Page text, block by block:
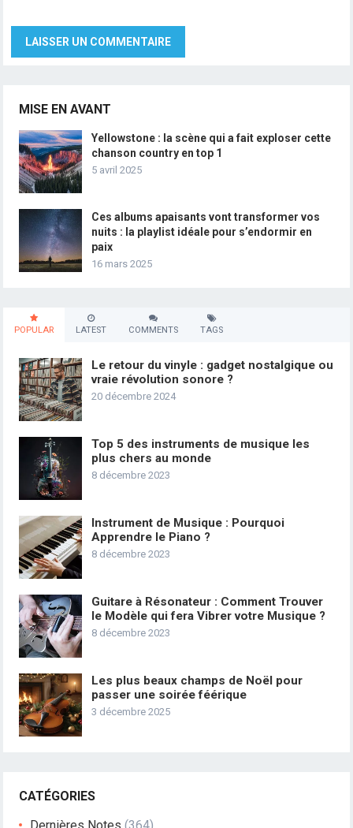
MISE EN AVANT
Yellowstone : la scène qui a fait exploser cette
chanson country en top 1
5 avril 2025
Ces albums apaisants vont transformer vos
nuits : la playlist idéale pour s’endormir en
paix
16 mars 2025
POPULAR LATEST COMMENTS TAGS
Le retour du vinyle : gadget nostalgique ou
vraie révolution sonore ?
20 décembre 2024
Top 5 des instruments de musique les
plus chers au monde
8 décembre 2023
Instrument de Musique : Pourquoi
Apprendre le Piano ?
8 décembre 2023
Guitare à Résonateur : Comment Trouver
le Modèle qui fera Vibrer votre Musique ?
8 décembre 2023
Les plus beaux champs de Noël pour
passer une soirée féérique
3 décembre 2025
CATÉGORIES
Dernières Notes (364)